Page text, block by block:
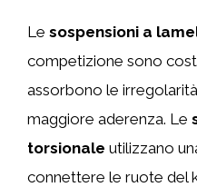
Le sospensioni a
competizione sono
assorbono le
maggiore aderenza. Le
torsionale utilizzano
connettere le ruote del